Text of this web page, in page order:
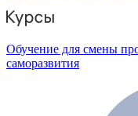
Обучение для смены
саморазвития